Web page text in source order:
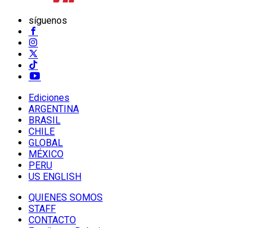
síguenos
Ediciones
ARGENTINA
BRASIL
CHILE
GLOBAL
MÉXICO
PERU
US ENGLISH
QUIENES SOMOS
STAFF
CONTACTO